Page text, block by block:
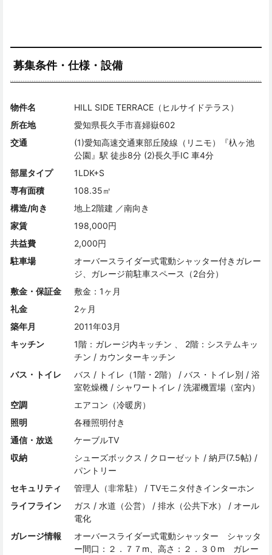
募集条件・仕様・設備
物件名
HILL SIDE TERRACE（ヒルサイドテラス）
所在地
愛知県長久手市喜婦嶽602
交通
(1)愛知高速交通東部丘陵線（リニモ）『杁ヶ池
公園』駅 徒歩8分 (2)長久手IC 車4分
部屋タイプ
1LDK+S
専有面積
108.35㎡
構造/向き
地上2階建 ／南向き
家賃
198,000円
共益費
2,000円
駐車場
オーバースライダー式電動シャッター付きガレー
ジ、ガレージ前駐車スペース（2台分）
敷金・保証金
敷金：1ヶ月
礼金
2ヶ月
築年月
2011年03月
キッチン
1階：ガレージ内キッチン 、 2階：システムキッ
チン / カウンターキッチン
バス・トイレ
バス / トイレ（1階・2階） / バス・トイレ別 / 浴
室乾燥機 / シャワートイレ / 洗濯機置場（室内）
空調
エアコン（冷暖房）
照明
各種照明付き
通信・放送
ケーブルTV
収納
シューズボックス / クローゼット / 納戸(7.5帖) /
パントリー
セキュリティ
管理人（非常駐） / TVモニタ付きインターホン
ライフライン
ガス / 水道（公営） / 排水（公共下水） / オール
電化
ガレージ情報
オーバースライダー式電動シャッター シャッタ
ー間口：２．７７m、高さ：２．３０m ガレー